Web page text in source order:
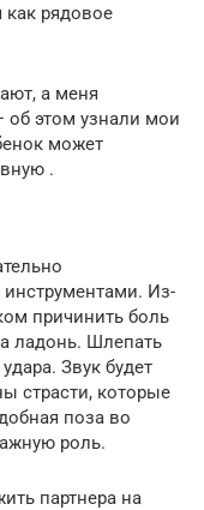
как рядовое
а меня
об этом узнали мои
может
.
Из-
причинить боль
ладонь. Шлепать
Звук будет
страсти, которые
поза во
роль.
партнера на